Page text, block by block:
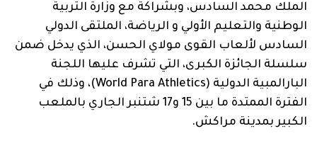
الملك محمد السادس، وبشراكة مع وزارة التربية
الوطنية والتعليم الأولي و الرياضة، الملتقى الدولي
السادس لألعاب القوى مولاي الحسن، الذي يدخل ضمن
سلسلة الجائزة الكبرى، التي تشرف عليها اللجنة
البارالمبية الدولية (World Para Athletics)، وذلك في
الفترة الممتدة ما بين 15 و17 شتنبر الجاري بالملعب
الكبير بمدينة مراكش.